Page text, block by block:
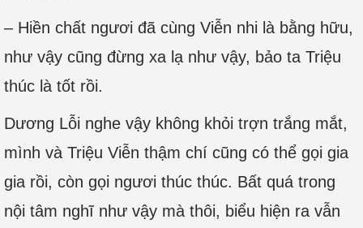
– Hiền chất ngươi đã cùng Viễn nhi là bằng hữu,
như vậy cũng đừng xa lạ như vậy, bảo ta Triệu
thúc là tốt rồi.
Dương Lỗi nghe vậy không khỏi trợn trắng mắt,
mình và Triệu Viễn thậm chí cũng có thể gọi gia
gia rồi, còn gọi ngươi thúc thúc. Bất quá trong
nội tâm nghĩ như vậy mà thôi, biểu hiện ra vẫn